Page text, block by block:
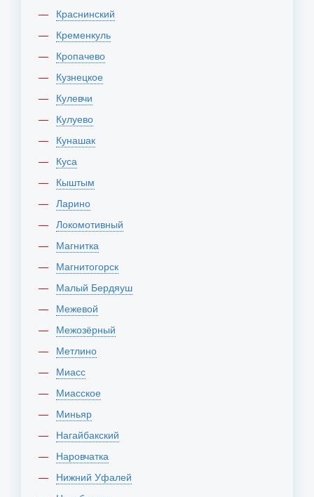
Краснинский
Кременкуль
Кропачево
Кузнецкое
Кулевчи
Кулуево
Кунашак
Куса
Кыштым
Ларино
Локомотивный
Магнитка
Магнитогорск
Малый Бердяуш
Межевой
Межозёрный
Метлино
Миасс
Миасское
Миньяр
Нагайбакский
Наровчатка
Нижний Уфалей